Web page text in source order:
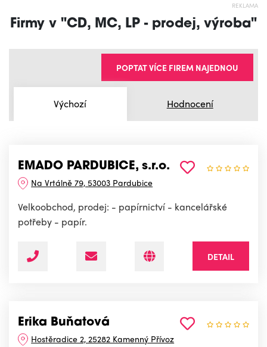
REKLAMA
Firmy v "CD, MC, LP - prodej, výroba"
Výchozí Hodnocení
POPTAT VÍCE FIREM NAJEDNOU
EMADO PARDUBICE, s.r.o.
Na Vrtálně 79, 53003 Pardubice
Velkoobchod, prodej: - papírnictví - kancelářské
potřeby - papír.
DETAIL
Erika Buňatová
Hostěradice 2, 25282 Kamenný Přívoz